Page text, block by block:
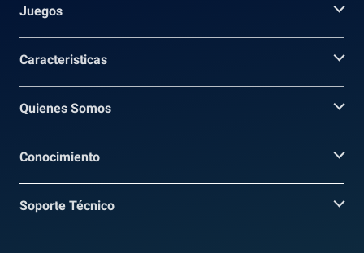
Juegos
Caracteristicas
Quienes Somos
Conocimiento
Soporte Técnico